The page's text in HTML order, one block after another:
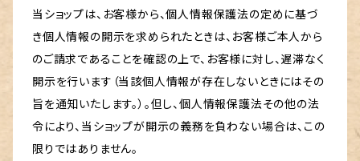
当ショップは、お客様から、個人情報保護法の定めに基づ
き個人情報の開示を求められたときは、お客様ご本人から
のご請求であることを確認の上で、お客様に対し、遅滞なく
開示を行います（当該個人情報が存在しないときにはその
旨を通知いたします。）。但し、個人情報保護法その他の法
令により、当ショップが開示の義務を負わない場合は、この
限りではありません。